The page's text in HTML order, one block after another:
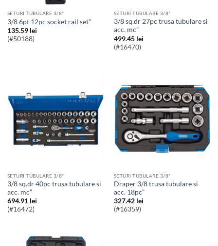
SETURI TUBULARE 3/8"
3/8 6pt 12pc socket rail set”
135.59 lei
(#50188)
SETURI TUBULARE 3/8"
3/8 sq.dr 27pc trusa tubulare si
acc. mc”
499.45 lei
(#16470)
SETURI TUBULARE 3/8"
3/8 sq.dr 40pc trusa tubulare si
acc. mc”
694.91 lei
(#16472)
SETURI TUBULARE 3/8"
Draper 3/8 trusa tubulare si
acc. 18pc”
327.42 lei
(#16359)